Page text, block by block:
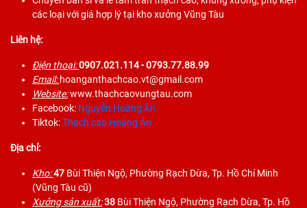
các loại với giá hợp lý tại kho xưởng Vũng Tàu
Liên hệ:
Điện thoại:0907.021.114- 0793.77.88.99
Email: hoanganthachcao.vt@gmail.com
Website:www.thachcaovungtau.com
Facebook: Nguyễn Hoàng Ân
Tiktok:Thạch cao Hoàng Ân
Địa chỉ:
Kho:47 Bùi Thiện Ngộ, Phường Rạch Dừa, Tp. Hồ Chí Minh
(Vũng Tàu cũ)
Xưởng sản xuất:38 Bùi Thiện Ngộ, Phường Rạch Dừa, Tp. Hồ